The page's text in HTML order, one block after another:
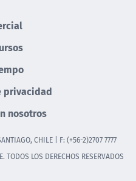
privacidad
nosotros
CHILE | F: (+56-2)2707 7777
LOS DERECHOS RESERVADOS